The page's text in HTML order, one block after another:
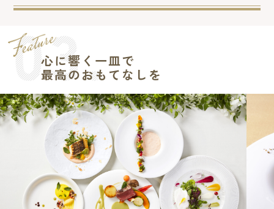
心に響く一皿で
最高のおもてなしを